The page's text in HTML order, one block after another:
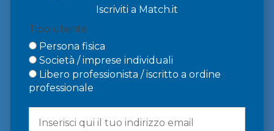
Iscriviti a Match.it
Tipo utente
Persona fisica
Società / imprese individuali
Libero professionista / iscritto a ordine
professionale